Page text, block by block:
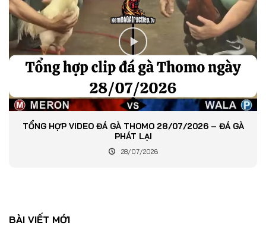
TỔNG HỢP VIDEO ĐÁ GÀ THOMO 28/07/2026 – ĐÁ GÀ
PHÁT LẠI
28/07/2026
BÀI VIẾT MỚI